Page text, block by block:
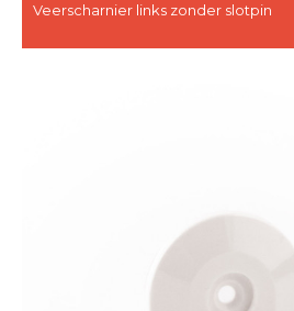
Veerscharnier links zonder slotpin